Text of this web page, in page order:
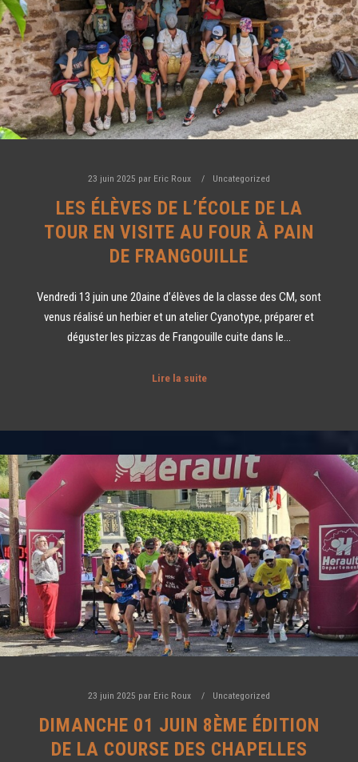
23 juin 2025 par Eric Roux Uncategorized
LES ÉLÈVES DE L’ÉCOLE DE LA
TOUR EN VISITE AU FOUR À PAIN
DE FRANGOUILLE
Vendredi 13 juin une 20aine d’élèves de la classe des CM, sont
venus réalisé un herbier et un atelier Cyanotype, préparer et
déguster les pizzas de Frangouille cuite dans le…
Lire la suite
23 juin 2025 par Eric Roux Uncategorized
DIMANCHE 01 JUIN 8ÈME ÉDITION
DE LA COURSE DES CHAPELLES